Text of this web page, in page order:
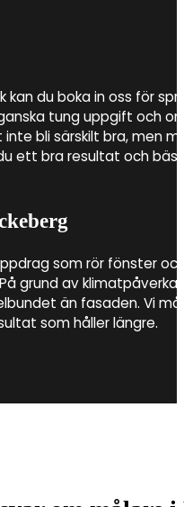
du boka in oss för
tung uppgift och
bli särskilt bra, men
ett bra resultat och
som rör fönster
grund av
än fasaden. Vi
som håller längre.